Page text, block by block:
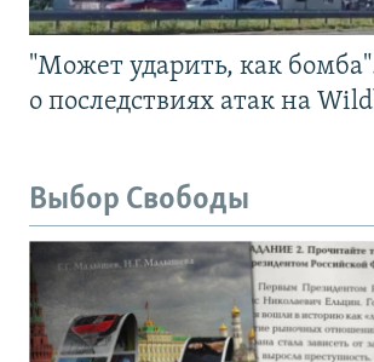
"Может ударить, как
о последствиях атак на
Выбор Свободы